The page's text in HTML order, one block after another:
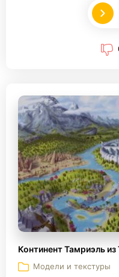
Континент Тамриэль
Модели и текстуры